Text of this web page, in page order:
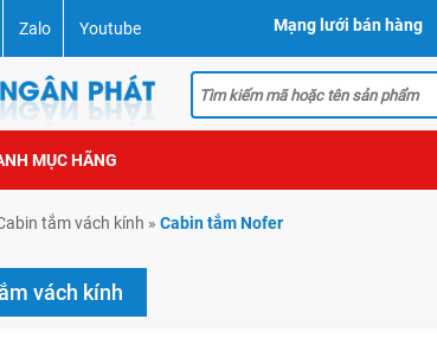
Zalo Youtube Mạng lưới bán hàng
MỤC HÃNG
tắm vách kính » Cabin tắm Nofer
vách kính